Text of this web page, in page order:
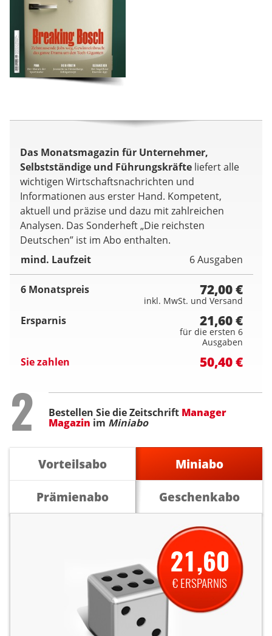
Das Monatsmagazin für Unternehmer,
Selbstständige und Führungskräfte liefert alle
wichtigen Wirtschaftsnachrichten und
Informationen aus erster Hand. Kompetent,
aktuell und präzise und dazu mit zahlreichen
Analysen. Das Sonderheft „Die reichsten
Deutschen” ist im Abo enthalten.
mind. Laufzeit
6 Ausgaben
6 Monatspreis 72,00 €
inkl. MwSt. und Versand
Ersparnis 21,60 €
für die ersten 6
Ausgaben
Sie zahlen 50,40 €
Step
2 Bestellen Sie die Zeitschrift Manager
Magazin im Miniabo
Vorteilsabo
Miniabo
Prämienabo
Geschenkabo
21,60
€ ERSPARNIS